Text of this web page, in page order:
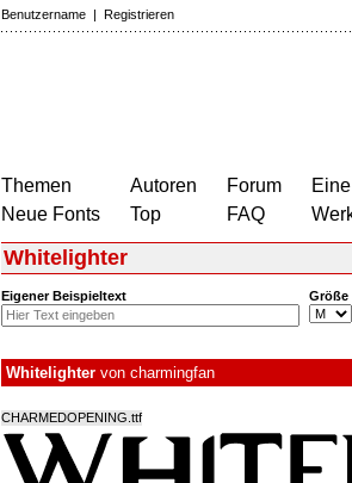
Benutzername | Registrieren
Themen
Neue Fonts
Autoren
Top
Forum
FAQ
Whitelighter
Eigener Beispieltext Größe
Whitelighter von charmingfan
CHARMEDOPENING.ttf